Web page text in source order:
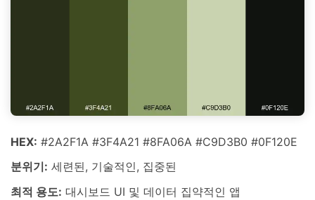
HEX: #2A2F1A #3F4A21 #8FA06A #C9D3B0 #0F120E
분위기: 세련된, 기술적인, 집중된
최적 용도: 대시보드 UI 및 데이터 집약적인 앱